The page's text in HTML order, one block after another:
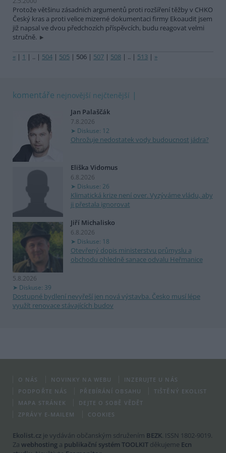
Protože většinu zásadních argumentů proti rozšíření těžby v CHKO
Český kras a proti velice mizerné dokumentaci firmy Ekoaudit jsem
již napsal ve dvou předchozích příspěvcích, budu reagovat velmi
stručně.
« | 1 | .. | 504 | 505 | 506 | 507 | 508 | .. | 513 | »
komentáře nejnovější nejčtenější
Jan Palaščák
7.8.2026
Diskuse: 12
Ohrožuje nedostatek vody budoucnost jádra?
Eliška Vidomus
6.8.2026
Diskuse: 26
Klimatická krize není over. Vyzýváme vládu, aby
ji přestala ignorovat
Jiří Michalisko
6.8.2026
Diskuse: 18
Otevřený dopis ministerstvu průmyslu a
obchodu ohledně sanace odvalu Heřmanice
5.8.2026
Diskuse: 39
Dostupné bydlení nevyřeší jen nová výstavba. Česko musí lépe
využít renovace stávajících budov
O NÁS NOVINKY NA WEBU
INZERUJTE U NÁS
PODPOŘTE NÁS
PŘEBÍRÁNÍ OBSAHU
TIŠTĚNÝ EKOLIST
MAPA STRÁNEK
DEJTE O SOBĚ VĚDĚT
ZPRÁVY E-MAILEM
COOKIES
Ekolist.cz je vydáván občanským sdružením BEZK. ISSN 1802-9019.
Za webhosting a publikační systém TOOLKIT děkujeme Ecn